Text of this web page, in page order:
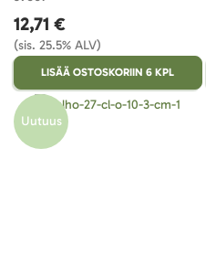
12,71 €
(sis. 25.5% ALV)
LISÄÄ OSTOSKORIIN 6 KPL
Uutuus